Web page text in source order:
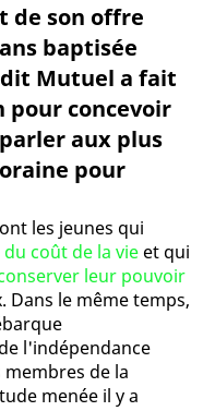
de son offre
baptisée
Mutuel a fait
pour concevoir
aux plus
pour
les jeunes qui
coût de la vie et qui
leur pouvoir
Dans le même temps,
l'indépendance
membres de la
menée il y a